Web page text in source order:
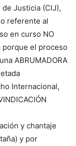
Justicia (CIJ),
referente al
en curso NO
porque el proceso
ABRUMADORA
Internacional,
y chantaje
y por